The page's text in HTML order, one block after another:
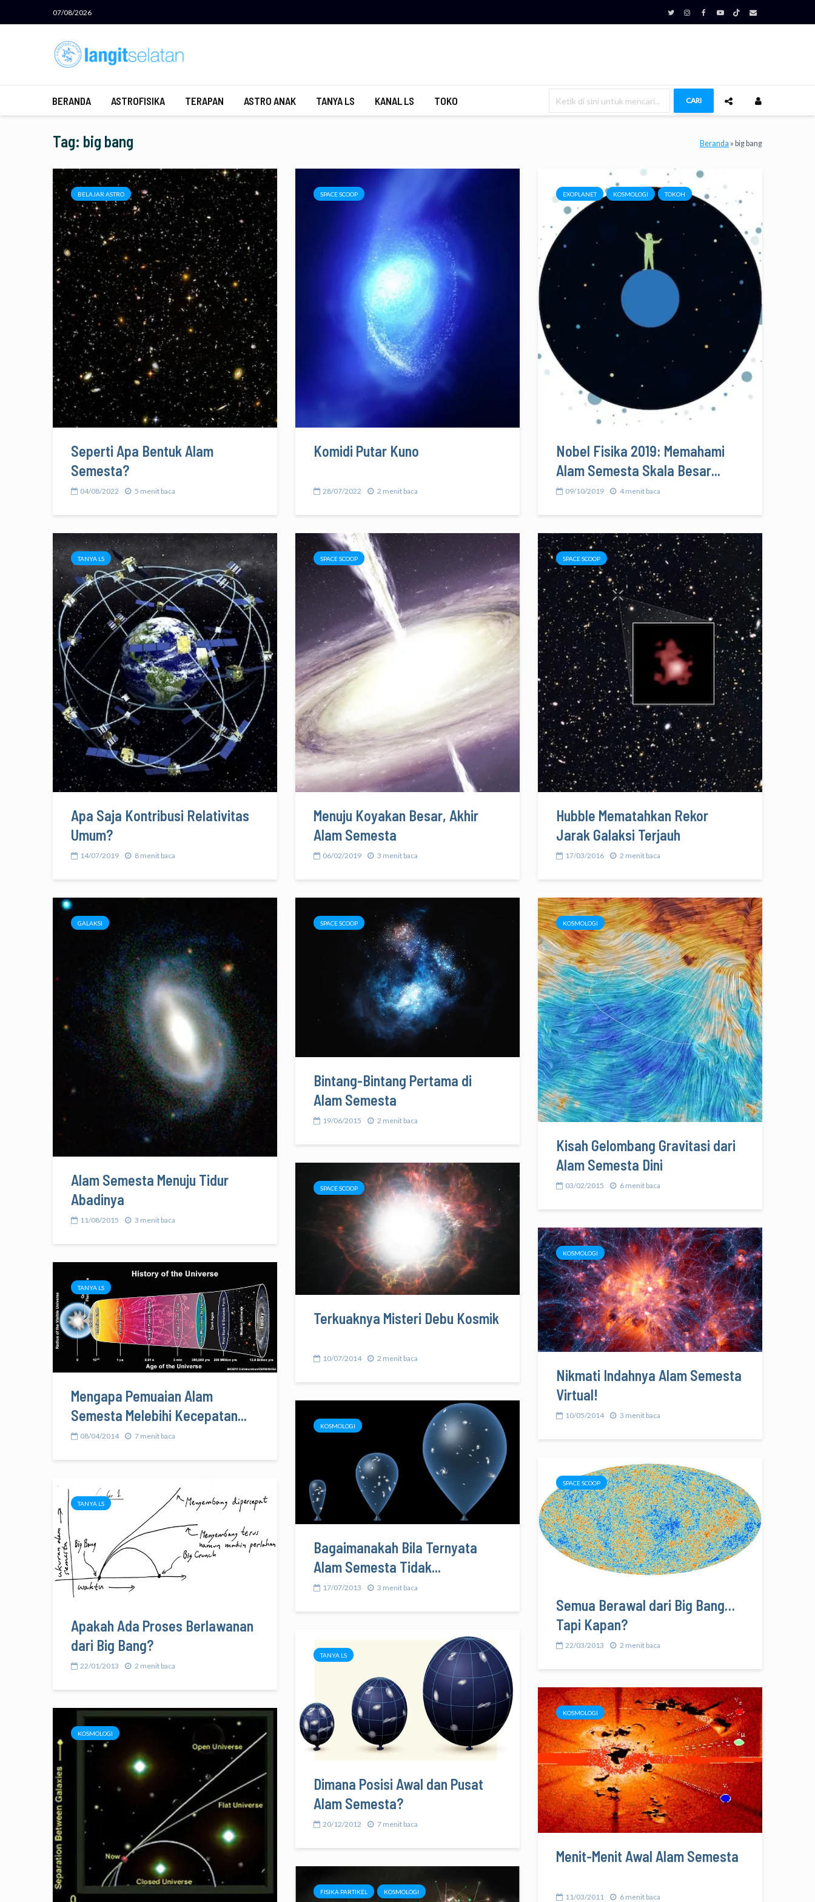
07/08/2026
BERANDA ASTROFISIKA TERAPAN ASTRO ANAK TANYA LS KANAL LS TOKO CARI
Tag: big bang Beranda » big bang
BELAJAR ASTRO
Seperti Apa Bentuk Alam
Semesta?
04/08/2022 5 menit baca
SPACE SCOOP
Komidi Putar Kuno
28/07/2022 2 menit baca
EXOPLANET KOSMOLOGI TOKOH
Nobel Fisika 2019: Memahami
Alam Semesta Skala Besar...
09/10/2019 4 menit baca
TANYA LS
Apa Saja Kontribusi Relativitas
Umum?
14/07/2019 8 menit baca
SPACE SCOOP
Menuju Koyakan Besar, Akhir
Alam Semesta
06/02/2019 3 menit baca
SPACE SCOOP
Hubble Mematahkan Rekor
Jarak Galaksi Terjauh
17/03/2016 2 menit baca
GALAKSI
Alam Semesta Menuju Tidur
Abadinya
11/08/2015 3 menit baca
SPACE SCOOP
Bintang-Bintang Pertama di
Alam Semesta
19/06/2015 2 menit baca
KOSMOLOGI
Kisah Gelombang Gravitasi dari
Alam Semesta Dini
03/02/2015 6 menit baca
SPACE SCOOP
Terkuaknya Misteri Debu Kosmik
10/07/2014 2 menit baca
KOSMOLOGI
Nikmati Indahnya Alam Semesta
Virtual!
10/05/2014 3 menit baca
TANYA LS
Mengapa Pemuaian Alam
Semesta Melebihi Kecepatan...
08/04/2014 7 menit baca
KOSMOLOGI
Bagaimanakah Bila Ternyata
Alam Semesta Tidak...
17/07/2013 3 menit baca
SPACE SCOOP
Semua Berawal dari Big Bang…
Tapi Kapan?
22/03/2013 2 menit baca
TANYA LS
Apakah Ada Proses Berlawanan
dari Big Bang?
22/01/2013 2 menit baca
TANYA LS
Dimana Posisi Awal dan Pusat
Alam Semesta?
20/12/2012 7 menit baca
KOSMOLOGI
Menit-Menit Awal Alam Semesta
11/03/2011 6 menit baca
KOSMOLOGI
FISIKA PARTIKEL KOSMOLOGI